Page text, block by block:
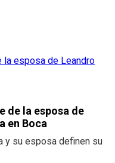
de la esposa de
en Boca
y su esposa definen su